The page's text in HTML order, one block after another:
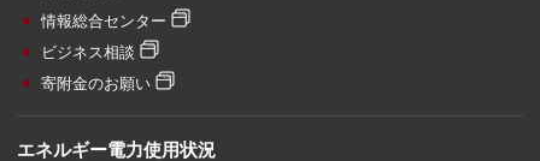
情報総合センター
ビジネス相談
寄附金のお願い
エネルギー電力使用状況